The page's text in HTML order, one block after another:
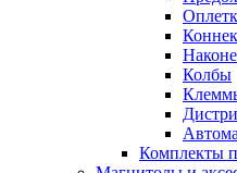
Колбы
Комплекты